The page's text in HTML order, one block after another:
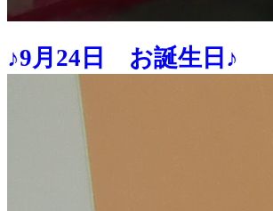
♪9月24日 お誕生日♪